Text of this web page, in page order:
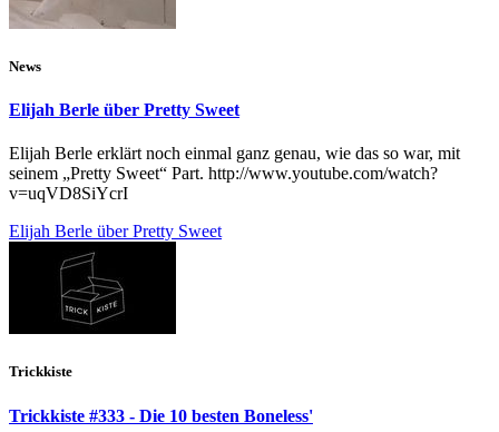
News
Elijah Berle über Pretty Sweet
Elijah Berle erklärt noch einmal ganz genau, wie das so war, mit
seinem „Pretty Sweet“ Part. http://www.youtube.com/watch?
v=uqVD8SiYcrI
Elijah Berle über Pretty Sweet
Trickkiste
Trickkiste #333 - Die 10 besten Boneless'